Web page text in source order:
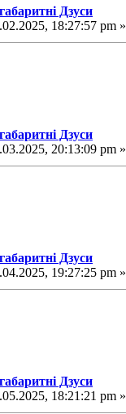
Дзуси
18:27:57 pm »
Дзуси
20:13:09 pm »
Дзуси
19:27:25 pm »
Дзуси
18:21:21 pm »